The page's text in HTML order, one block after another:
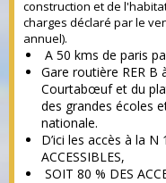
construction et de
charges déclaré par le
annuel).
A 50 kms de paris
Gare routière RER B
Courtabœuf et du
des grandes écoles
nationale.
D’ici les accès à la
ACCESSIBLES,
SOIT 80 % DES